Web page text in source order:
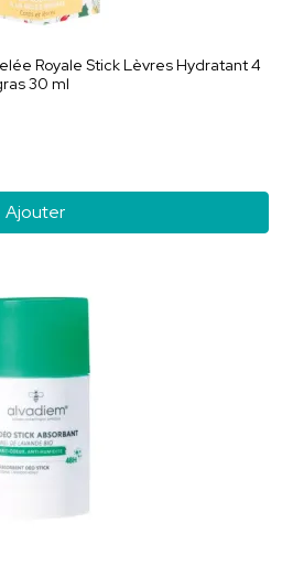
Royale Stick Lèvres Hydratant 4
30 ml
Ajouter